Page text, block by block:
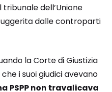
tribunale dell’Unione
dalle controparti
la Corte di Giustizia
i suoi giudici avevano
PSPP non travalicava